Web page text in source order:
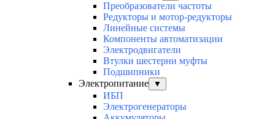
Преобразователи частоты
Редукторы и мотор-редукторы
Линейные системы
Компоненты автоматизации
Электродвигатели
Втулки шестерни муфты
Подшипники
Электропитание
▼
ИБП
Электрогенераторы